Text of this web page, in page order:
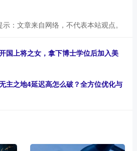
：文章来自网络，不代表本站观点。
国上将之女，拿下博士学位后加入美
主之地4延迟高怎么破？全方位优化与